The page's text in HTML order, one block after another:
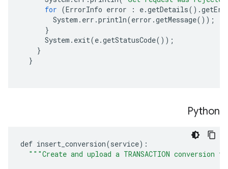
for (ErrorInfo error : e.getDetails() .
System . err .println(error .getMessage());
}
System . exit(e.getStatusCode());
}
}
Python
def insert_conversion(service):
"""Create and upload a TRANSACTION